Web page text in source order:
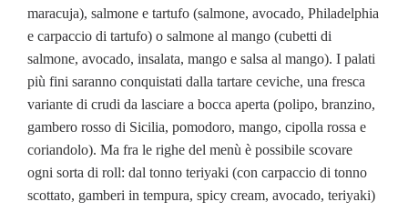
maracuja), salmone e tartufo (salmone, avocado, Philadelphia
e carpaccio di tartufo) o salmone al mango (cubetti di
salmone, avocado, insalata, mango e salsa al mango). I palati
più fini saranno conquistati dalla tartare ceviche, una fresca
variante di crudi da lasciare a bocca aperta (polipo, branzino,
gambero rosso di Sicilia, pomodoro, mango, cipolla rossa e
coriandolo). Ma fra le righe del menù è possibile scovare
ogni sorta di roll: dal tonno teriyaki (con carpaccio di tonno
scottato, gamberi in tempura, spicy cream, avocado, teriyaki)